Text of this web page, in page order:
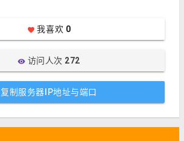
favorite 我喜欢 0
visibility访问人次 272
复制服务器IP地址与端口